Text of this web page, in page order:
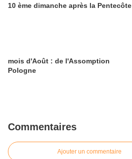
10 ème dimanche après la Pentecôte
mois d'Août : de l'Assomption
Pologne
Commentaires
Ajouter un commentaire